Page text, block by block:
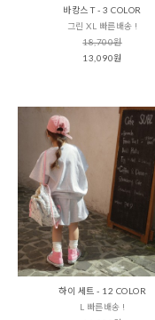
바캉스 T - 3 COLOR
그린 XL 빠른배송 !
18,700원
13,090원
하이 세트 - 12 COLOR
L 빠른배송 !